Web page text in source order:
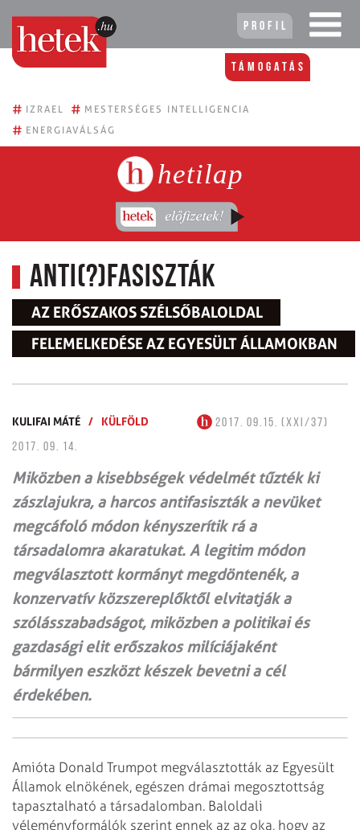
Profil
Támogatás
# IZRAEL # MESTERSÉGES INTELLIGENCIA
# ENERGIAVÁLSÁG
hetilap
Anti(?)fasiszták
AZ ERŐSZAKOS SZÉLSŐBALOLDAL
FELEMELKEDÉSE AZ EGYESÜLT ÁLLAMOKBAN
KULIFAI MÁTÉ / KÜLFÖLD
2017. 09.15. (XXI/37)
2017. 09. 14.
Miközben a kisebbségek védelmét tűzték ki
zászlajukra, a harcos antifasiszták a nevüket
megcáfoló módon kényszerítik rá a
társadalomra akaratukat. A legitim módon
megválasztott kormányt megdöntenék, a
konzervatív közszereplőktől elvitatják a
szólásszabadságot, miközben a politikai és
gazdasági elit erőszakos milíciájaként
bármilyen eszközt készek bevetni a cél
érdekében.
Amióta Donald Trumpot megválasztották az Egyesült
Államok elnökének, egészen drámai megosztottság
tapasztalható a társadalomban. Baloldali
véleményformálók szerint ennek az az oka, hogy az